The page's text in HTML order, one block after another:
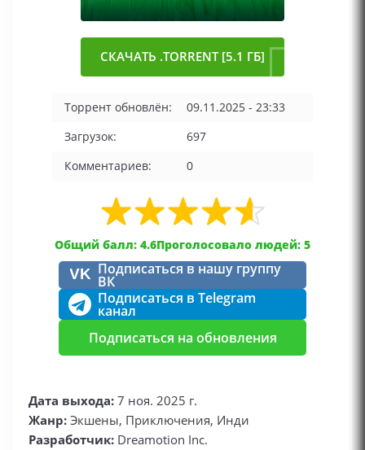
СКАЧАТЬ .TORRENT [5.1 ГБ]
Торрент обновлён:
09.11.2025 - 23:33
Загрузок:
697
Комментариев:
0
Общий балл: 4.6Проголосовало людей: 5
VK Подписаться в нашу группу
ВК
Подписаться в Telegram
канал
Подписаться на обновления
Дата выхода: 7 ноя. 2025 г.
Жанр: Экшены, Приключения, Инди
Разработчик: Dreamotion Inc.